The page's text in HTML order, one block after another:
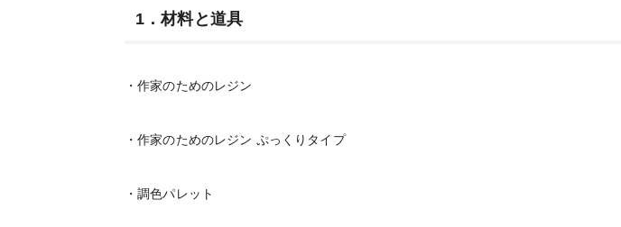
1．材料と道具
・作家のためのレジン
・作家のためのレジン ぷっくりタイプ
・調色パレット